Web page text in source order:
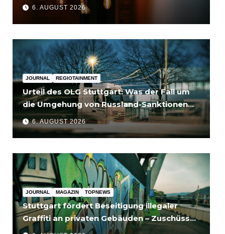
6. AUGUST 2026
JOURNAL REGIOTAINMENT
Urteil des OLG Stuttgart: Was der Fall um
die Umgehung von Russland-Sanktionen
für Unternehmen bedeutet
6. AUGUST 2026
JOURNAL MAGAZIN TOPNEWS
Stuttgart fördert Beseitigung illegaler
Graffiti an privaten Gebäuden – Zuschüsse
bis 3.500 Euro